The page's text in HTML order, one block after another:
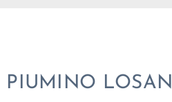
PIUMINO LOSAN